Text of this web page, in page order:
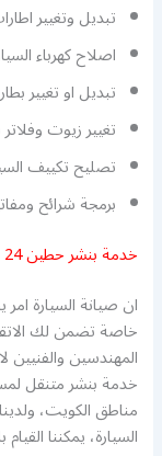
تبديل وتغيير
اصلاح كهرباء
تبديل او تغيير
تغيير زيوت
تصليح تكييف
برمجة شرائح
خدمة بنشر حطين 24 ساعة
ان صيانة السيارة
خاصة تضمن لك
المهندسين
مناطق الكويت،
السيارة، يمكننا